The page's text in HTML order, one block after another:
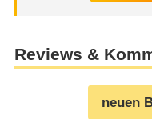
Reviews &
neuen